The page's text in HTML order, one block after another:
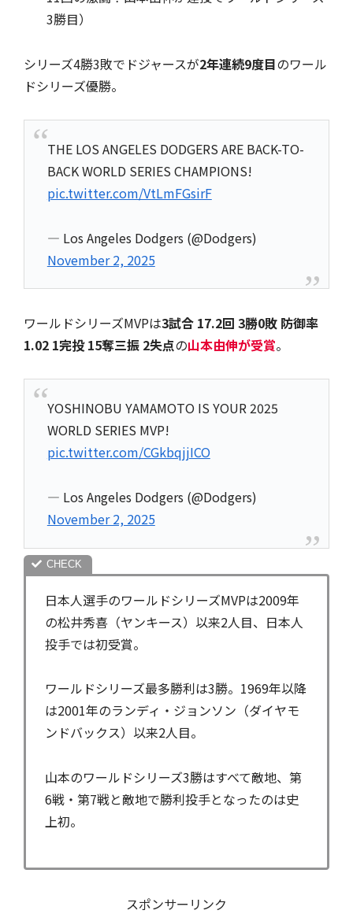
3勝目）
シリーズ4勝3敗でドジャースが2年連続9度目のワール
ドシリーズ優勝。
THE LOS ANGELES DODGERS ARE BACK-TO-
BACK WORLD SERIES CHAMPIONS!
pic.twitter.com/VtLmFGsirF
— Los Angeles Dodgers (@Dodgers)
November 2, 2025
ワールドシリーズMVPは3試合 17.2回 3勝0敗 防御率
1.02 1完投 15奪三振 2失点の山本由伸が受賞。
YOSHINOBU YAMAMOTO IS YOUR 2025
WORLD SERIES MVP!
pic.twitter.com/CGkbqjjICO
— Los Angeles Dodgers (@Dodgers)
November 2, 2025
日本人選手のワールドシリーズMVPは2009年
の松井秀喜（ヤンキース）以来2人目、日本人
投手では初受賞。
ワールドシリーズ最多勝利は3勝。1969年以降
は2001年のランディ・ジョンソン（ダイヤモ
ンドバックス）以来2人目。
山本のワールドシリーズ3勝はすべて敵地、第
6戦・第7戦と敵地で勝利投手となったのは史
上初。
スポンサーリンク